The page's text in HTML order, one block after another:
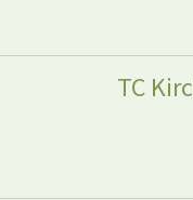
TC